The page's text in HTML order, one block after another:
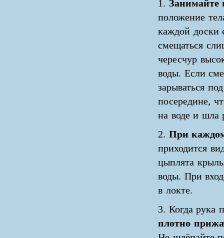
1. Занимайте
положение
каждой доски
смещаться
чересчур
воды. Если
зарываться
посередине,
на воде и шла
2. При
приходится
цыплята
воды. При
в локте.
3. Когда рука
плотно